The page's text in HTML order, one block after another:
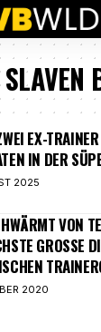
SLAVEN
EX-
IN DER
2025
VON
GROSSE
2020